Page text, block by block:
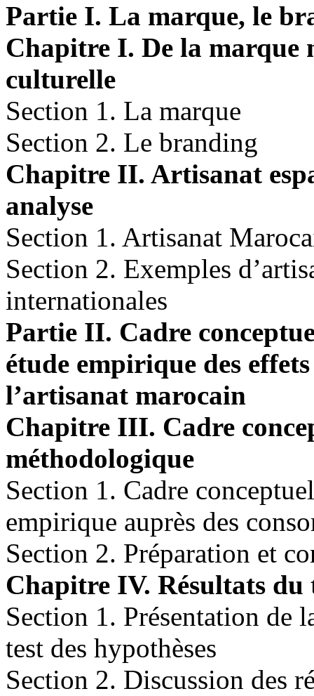
Partie I. La marque, le
Chapitre I. De la marque
culturelle
Section 1. La marque
Section 2. Le branding
Chapitre II. Artisanat
analyse
Section 1. Artisanat
Section 2. Exemples
internationales
Partie II. Cadre
étude empirique des
l’artisanat marocain
Chapitre III. Cadre
méthodologique
Section 1. Cadre
empirique auprès des
Section 2. Préparation et
Chapitre IV. Résultats du
Section 1. Présentation de
test des hypothèses
Section 2. Discussion des